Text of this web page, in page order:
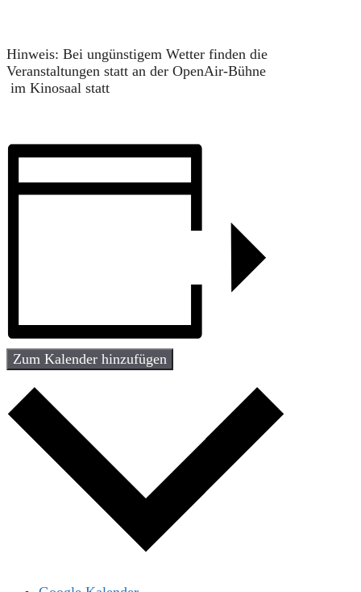
Hinweis: Bei ungünstigem Wetter finden die
Veranstaltungen statt an der OpenAir-Bühne
im Kinosaal statt
Zum Kalender hinzufügen